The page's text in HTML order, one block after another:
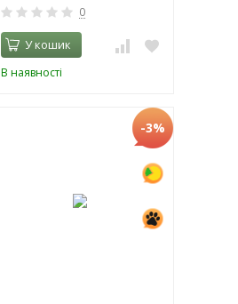
0
У кошик
В наявності
-3%